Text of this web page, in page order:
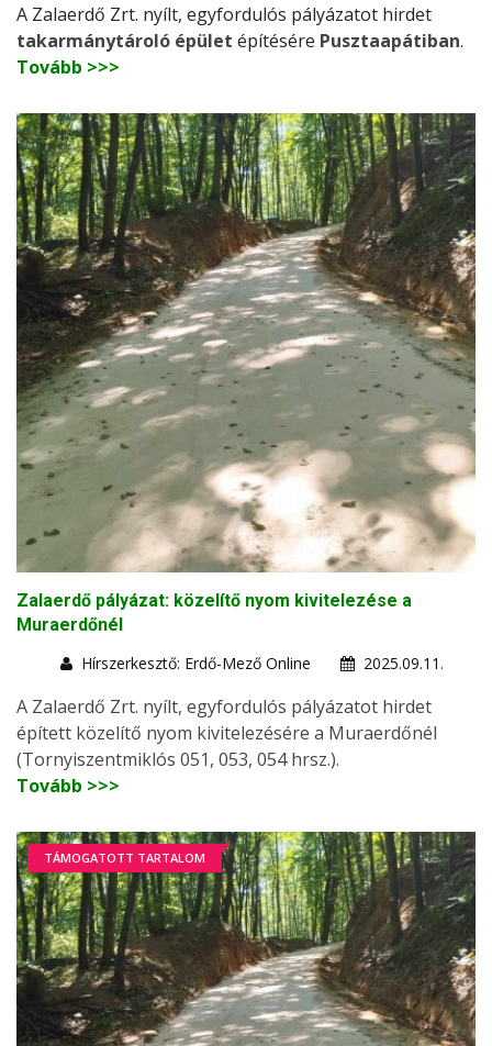
A Zalaerdő Zrt. nyílt, egyfordulós pályázatot hirdet
takarmánytároló épület építésére Pusztaapátiban.
Tovább >>>
Zalaerdő pályázat: közelítő nyom kivitelezése a
Muraerdőnél
Hírszerkesztő: Erdő-Mező Online
2025.09.11.
A Zalaerdő Zrt. nyílt, egyfordulós pályázatot hirdet
épített közelítő nyom kivitelezésére a Muraerdőnél
(Tornyiszentmiklós 051, 053, 054 hrsz.).
Tovább >>>
TÁMOGATOTT TARTALOM